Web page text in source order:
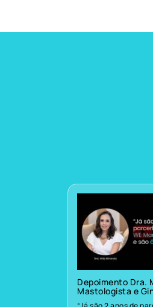
Depoimento Dra.
Mastologista e